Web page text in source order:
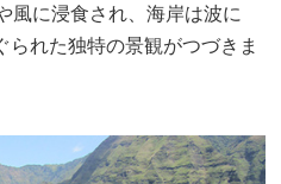
風に浸食され、海岸は波に
れた独特の景観がつづきま